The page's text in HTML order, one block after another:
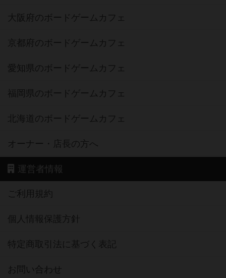
大阪府のボードゲームカフェ
京都府のボードゲームカフェ
愛知県のボードゲームカフェ
福岡県のボードゲームカフェ
北海道のボードゲームカフェ
オーナー・店長の方へ
運営者情報
ご利用規約
個人情報保護方針
特定商取引法に基づく表記
お問い合わせ